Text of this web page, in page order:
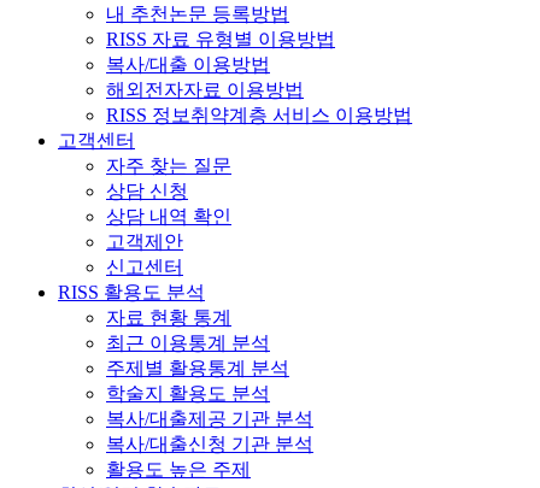
내 추천논문 등록방법
RISS 자료 유형별 이용방법
복사/대출 이용방법
해외전자자료 이용방법
RISS 정보취약계층 서비스 이용방법
고객센터
자주 찾는 질문
상담 신청
상담 내역 확인
고객제안
신고센터
RISS 활용도 분석
자료 현황 통계
최근 이용통계 분석
주제별 활용통계 분석
학술지 활용도 분석
복사/대출제공 기관 분석
복사/대출신청 기관 분석
활용도 높은 주제